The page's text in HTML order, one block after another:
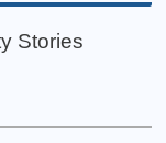
Stories